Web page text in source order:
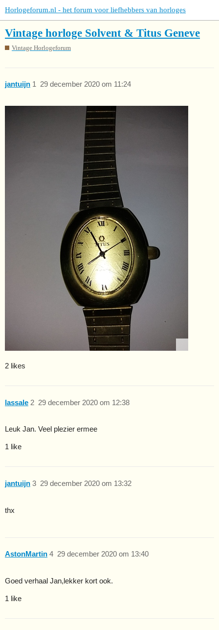
Horlogeforum.nl - het forum voor liefhebbers van horloges
Vintage horloge Solvent & Titus Geneve
Vintage Horlogeforum
jantuijn 29 december 2020 om 11:24
1
2 likes
lassale 29 december 2020 om 12:38
2
Leuk Jan. Veel plezier ermee
1 like
jantuijn 29 december 2020 om 13:32
3
thx
AstonMartin 29 december 2020 om 13:40
4
Goed verhaal Jan,lekker kort ook.
1 like